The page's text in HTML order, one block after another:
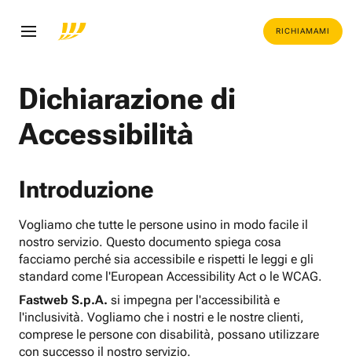
RICHIAMAMI
Dichiarazione di
Accessibilità
Introduzione
Vogliamo che tutte le persone usino in modo facile il
nostro servizio. Questo documento spiega cosa
facciamo perché sia accessibile e rispetti le leggi e gli
standard come l'European Accessibility Act o le WCAG.
Fastweb S.p.A. si impegna per l'accessibilità e
l'inclusività. Vogliamo che i nostri e le nostre clienti,
comprese le persone con disabilità, possano utilizzare
con successo il nostro servizio.